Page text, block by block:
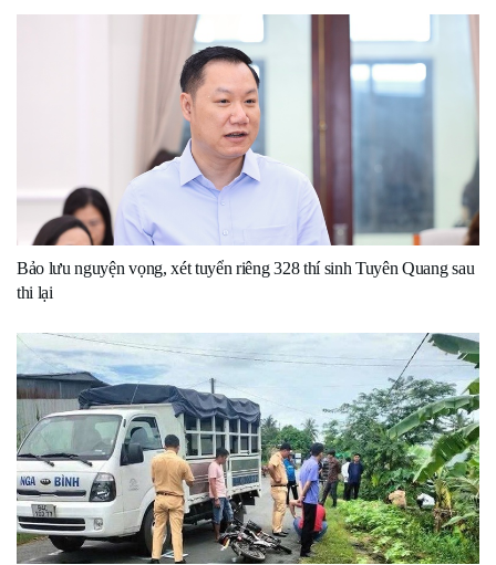
Bảo lưu nguyện vọng, xét tuyển riêng 328 thí sinh Tuyên Quang sau
thi lại